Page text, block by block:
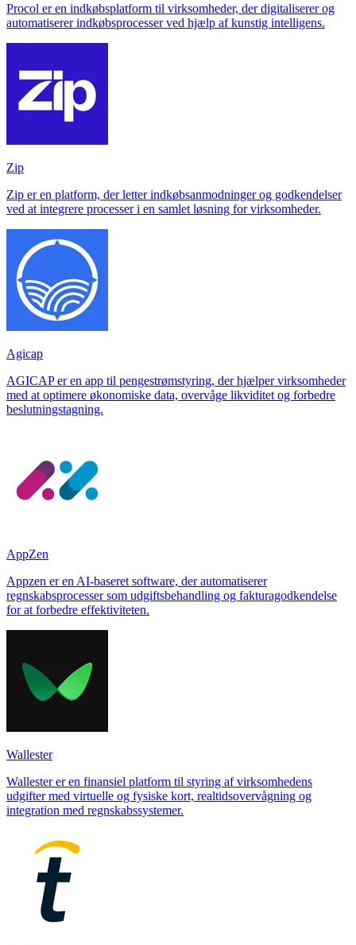
Procol er en indkøbsplatform til virksomheder, der digitaliserer og
automatiserer indkøbsprocesser ved hjælp af kunstig intelligens.
Zip
Zip er en platform, der letter indkøbsanmodninger og godkendelser
ved at integrere processer i en samlet løsning for virksomheder.
Agicap
AGICAP er en app til pengestrømstyring, der hjælper virksomheder
med at optimere økonomiske data, overvåge likviditet og forbedre
beslutningstagning.
AppZen
Appzen er en AI-baseret software, der automatiserer
regnskabsprocesser som udgiftsbehandling og fakturagodkendelse
for at forbedre effektiviteten.
Wallester
Wallester er en finansiel platform til styring af virksomhedens
udgifter med virtuelle og fysiske kort, realtidsovervågning og
integration med regnskabssystemer.